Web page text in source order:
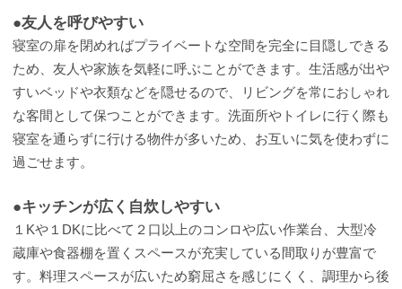
●友人を呼びやすい
寝室の扉を閉めればプライベートな空間を完全に目隠しできる
ため、友人や家族を気軽に呼ぶことができます。生活感が出や
すいベッドや衣類などを隠せるので、リビングを常におしゃれ
な客間として保つことができます。洗面所やトイレに行く際も
寝室を通らずに行ける物件が多いため、お互いに気を使わずに
過ごせます。
●キッチンが広く自炊しやすい
１Kや１DKに比べて２口以上のコンロや広い作業台、大型冷
蔵庫や食器棚を置くスペースが充実している間取りが豊富で
す。料理スペースが広いため窮屈さを感じにくく、調理から後